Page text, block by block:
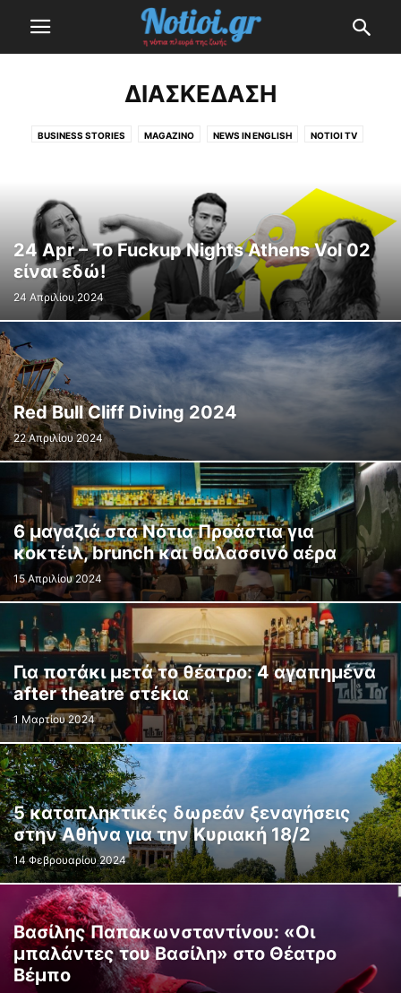
ΔΙΑΣΚΈΔΑΣΗ
BUSINESS STORIES MAGAZINO NEWS IN ENGLISH NOTIOI TV
ΚΌΣΜΟΣ ΟΙ ΔΉΜΟΙ ΜΑΣ ΤΕΧΝΟΛΟΓΊΑ
ΥΓΕΊΑ & ΟΜΟΡΦΙΆ
24 Apr – To Fuckup Nights Athens Vol 02
είναι εδώ!
24 Απριλίου 2024
Red Bull Cliff Diving 2024
22 Απριλίου 2024
6 μαγαζιά στα Νότια Προάστια για
κοκτέιλ, brunch και θαλασσινό αέρα
15 Απριλίου 2024
Για ποτάκι μετά το θέατρο: 4 αγαπημένα
after theatre στέκια
1 Μαρτίου 2024
5 καταπληκτικές δωρεάν ξεναγήσεις
στην Αθήνα για την Κυριακή 18/2
14 Φεβρουαρίου 2024
Βασίλης Παπακωνσταντίνου: «Οι
μπαλάντες του Βασίλη» στο Θέατρο
Βέμπο